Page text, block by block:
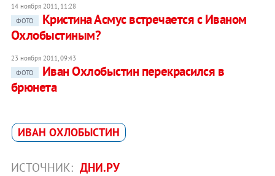
14 ноября 2011, 11:28
ФОТО
Кристина Асмус встречается с Иваном
Охлобыстиным?
23 ноября 2011, 09:43
ФОТО
Иван Охлобыстин перекрасился в
брюнета
ИВАН ОХЛОБЫСТИН
ИСТОЧНИК: ДНИ.РУ